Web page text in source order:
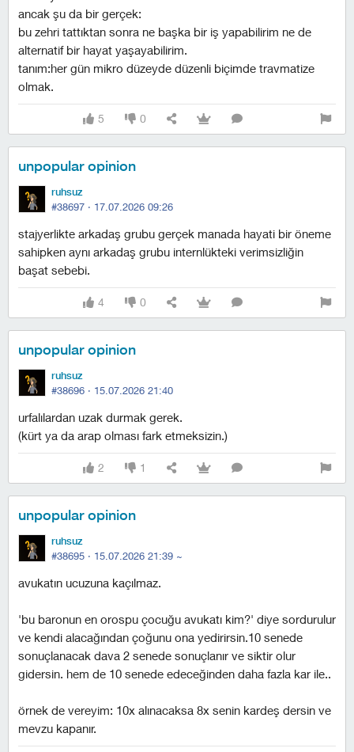
ancak şu da bir gerçek:
bu zehri tattıktan sonra ne başka bir iş yapabilirim ne de
alternatif bir hayat yaşayabilirim.
tanım:her gün mikro düzeyde düzenli biçimde travmatize
olmak.
5 0
unpopular opinion
ruhsuz
#38697 · 17.07.2026 09:26
stajyerlikte arkadaş grubu gerçek manada hayati bir öneme
sahipken aynı arkadaş grubu internlükteki verimsizliğin
başat sebebi.
4 0
unpopular opinion
ruhsuz
#38696 · 15.07.2026 21:40
urfalılardan uzak durmak gerek.
(kürt ya da arap olması fark etmeksizin.)
2 1
unpopular opinion
ruhsuz
#38695 · 15.07.2026 21:39 ~
avukatın ucuzuna kaçılmaz.
'bu baronun en orospu çocuğu avukatı kim?' diye sordurulur
ve kendi alacağından çoğunu ona yedirirsin.10 senede
sonuçlanacak dava 2 senede sonuçlanır ve siktir olur
gidersin. hem de 10 senede edeceğinden daha fazla kar ile..
örnek de vereyim: 10x alınacaksa 8x senin kardeş dersin ve
mevzu kapanır.